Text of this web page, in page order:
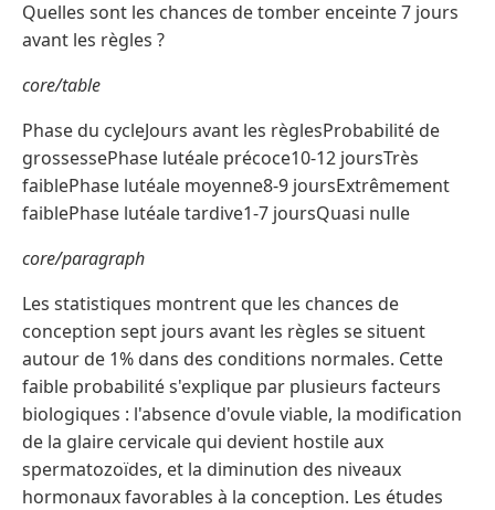
Quelles sont les chances de tomber enceinte 7 jours
avant les règles ?
core/table
Phase du cycleJours avant les règlesProbabilité de
grossessePhase lutéale précoce10-12 joursTrès
faiblePhase lutéale moyenne8-9 joursExtrêmement
faiblePhase lutéale tardive1-7 joursQuasi nulle
core/paragraph
Les statistiques montrent que les chances de
conception sept jours avant les règles se situent
autour de 1% dans des conditions normales. Cette
faible probabilité s'explique par plusieurs facteurs
biologiques : l'absence d'ovule viable, la modification
de la glaire cervicale qui devient hostile aux
spermatozoïdes, et la diminution des niveaux
hormonaux favorables à la conception. Les études